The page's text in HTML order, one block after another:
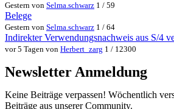
Gestern von Selma.schwarz 1 / 59
Belege
Gestern von Selma.schwarz 1 / 64
Indirekter Verwendungsnachweis aus S/4
vor 5 Tagen von Herbert_zarg 1 / 12300
Newsletter Anmeldung
Keine Beiträge verpassen! Wöchentlich
Beiträge aus unserer Community.